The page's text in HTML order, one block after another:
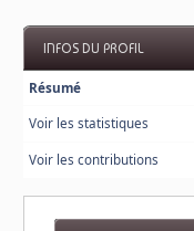
INFOS DU PROFIL
Résumé
Voir les statistiques
Voir les contributions